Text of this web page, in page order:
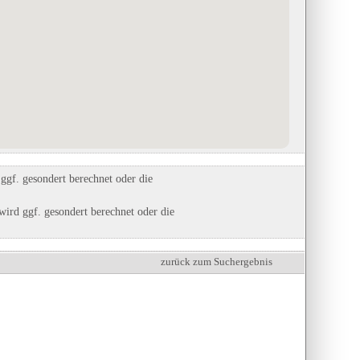
gesondert berechnet oder die
ggf. gesondert berechnet oder die
zurück zum Suchergebnis